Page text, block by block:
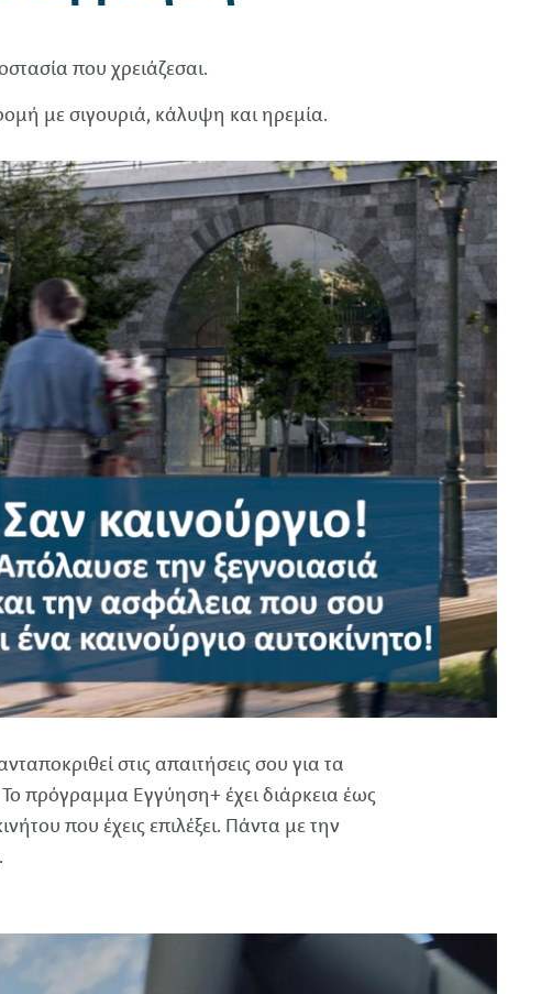
που χρειάζεσαι.
με σιγουριά, κάλυψη και ηρεμία.
στις απαιτήσεις σου για τα
πρόγραμμα Εγγύηση+ έχει διάρκεια έως
που έχεις επιλέξει. Πάντα με την